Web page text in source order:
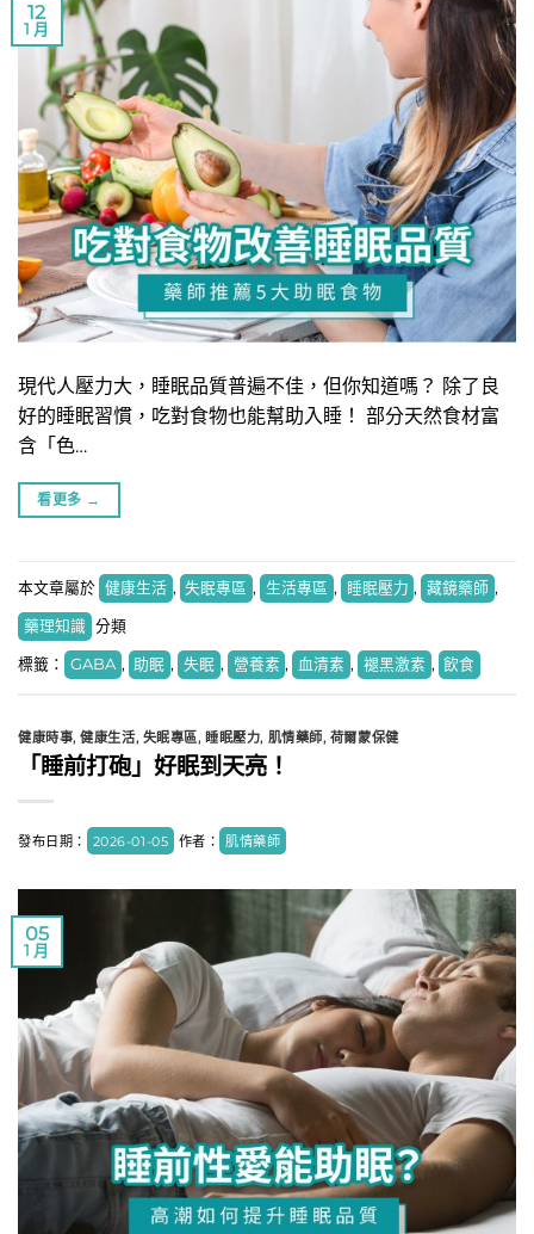
12
1 月
現代人壓力大，睡眠品質普遍不佳，但你知道嗎？ 除了良
好的睡眠習慣，吃對食物也能幫助入睡！ 部分天然食材富
含「色…
看更多 →
本文章屬於 健康生活 , 失眠專區 , 生活專區 , 睡眠壓力 , 藏鏡藥師 ,
藥理知識 分類
標籤： GABA , 助眠 , 失眠 , 營養素 , 血清素 , 褪黑激素 , 飲食
健康時事,健康生活, 失眠專區, 睡眠壓力, 肌情藥師, 荷爾蒙保健
「睡前打砲」好眠到天亮！
發布日期： 2026-01-05 作者： 肌情藥師
05
1 月